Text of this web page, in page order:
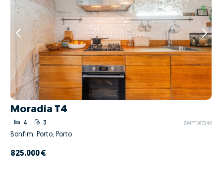
Moradia T4
4 3 ZMPT587248
Bonfim, Porto, Porto
825.000 €